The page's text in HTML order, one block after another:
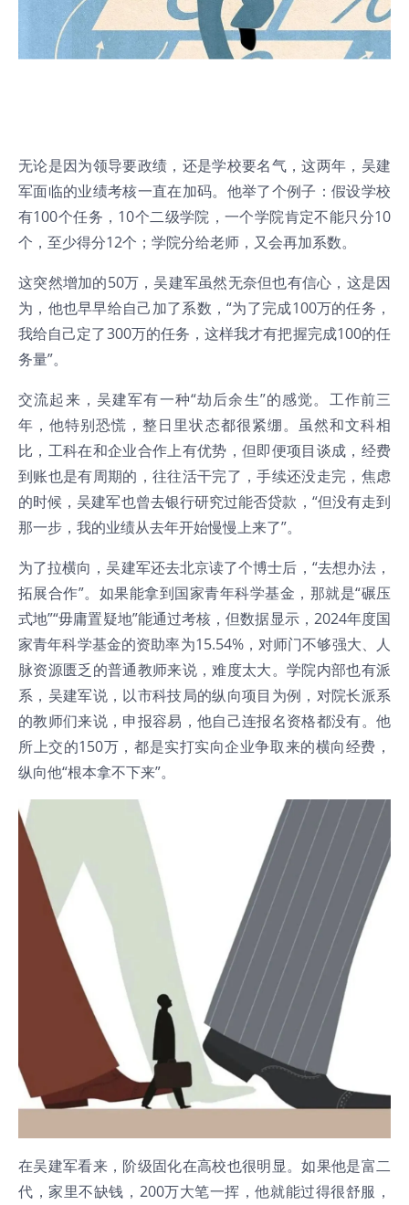
无论是因为领导要政绩，还是学校要名气，这两年，吴建
军面临的业绩考核一直在加码。他举了个例子：假设学校
有100个任务，10个二级学院，一个学院肯定不能只分10
个，至少得分12个；学院分给老师，又会再加系数。
这突然增加的50万，吴建军虽然无奈但也有信心，这是因
为，他也早早给自己加了系数，“为了完成100万的任务，
我给自己定了300万的任务，这样我才有把握完成100的任
务量”。
交流起来，吴建军有一种“劫后余生”的感觉。工作前三
年，他特别恐慌，整日里状态都很紧绷。虽然和文科相
比，工科在和企业合作上有优势，但即便项目谈成，经费
到账也是有周期的，往往活干完了，手续还没走完，焦虑
的时候，吴建军也曾去银行研究过能否贷款，“但没有走到
那一步，我的业绩从去年开始慢慢上来了”。
为了拉横向，吴建军还去北京读了个博士后，“去想办法，
拓展合作”。如果能拿到国家青年科学基金，那就是“碾压
式地”“毋庸置疑地”能通过考核，但数据显示，2024年度国
家青年科学基金的资助率为15.54%，对师门不够强大、人
脉资源匮乏的普通教师来说，难度太大。学院内部也有派
系，吴建军说，以市科技局的纵向项目为例，对院长派系
的教师们来说，申报容易，他自己连报名资格都没有。他
所上交的150万，都是实打实向企业争取来的横向经费，
纵向他“根本拿不下来”。
在吴建军看来，阶级固化在高校也很明显。如果他是富二
代，家里不缺钱，200万大笔一挥，他就能过得很舒服，